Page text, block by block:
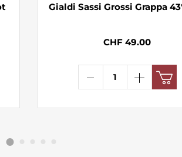
Gialdi Sassi Grossi Grappa
CHF 49.00